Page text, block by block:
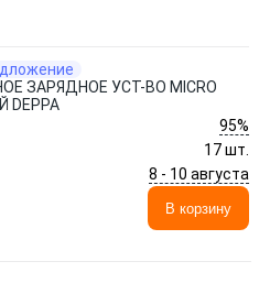
ЗАРЯДНОЕ УСТ-ВО MICRO
DEPPA
95%
17 шт.
8 - 10 августа
В корзину